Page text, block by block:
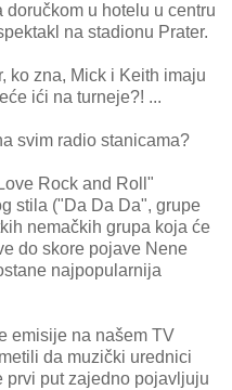
u hotelu u centru
na stadionu Prater.
ko zna, Mick i Keith imaju
ići na turneje?! ...
svim radio stanicama?
Rock and Roll"
stila ("Da Da Da", grupe
nemačkih grupa koja će
do skore pojave Nene
najpopularnija
emisije na našem TV
da muzički urednici
prvi put zajedno pojavljuju